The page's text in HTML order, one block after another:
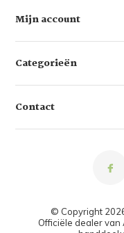
Mijn account
Categorieën
Contact
© Copyright
Officiële dealer